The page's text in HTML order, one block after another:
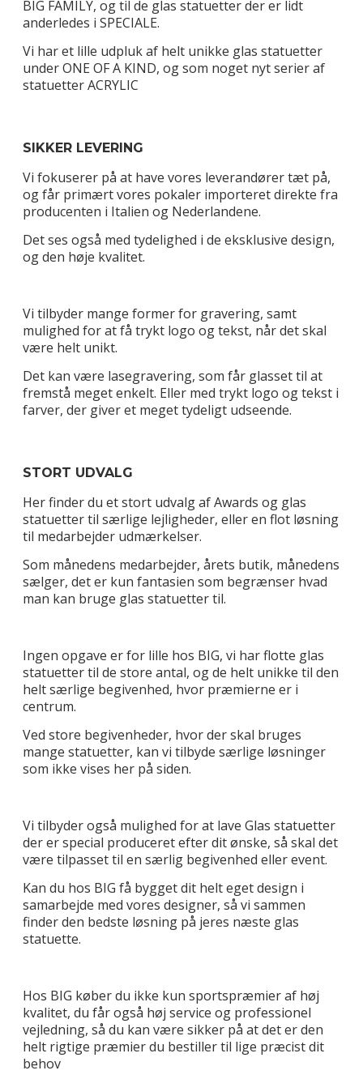
BIG FAMILY, og til de glas statuetter der er lidt
anderledes i SPECIALE.
Vi har et lille udpluk af helt unikke glas statuetter
under ONE OF A KIND, og som noget nyt serier af
statuetter ACRYLIC
SIKKER LEVERING
Vi fokuserer på at have vores leverandører tæt på,
og får primært vores pokaler importeret direkte fra
producenten i Italien og Nederlandene.
Det ses også med tydelighed i de eksklusive design,
og den høje kvalitet.
Vi tilbyder mange former for gravering, samt
mulighed for at få trykt logo og tekst, når det skal
være helt unikt.
Det kan være lasegravering, som får glasset til at
fremstå meget enkelt. Eller med trykt logo og tekst i
farver, der giver et meget tydeligt udseende.
STORT UDVALG
Her finder du et stort udvalg af Awards og glas
statuetter til særlige lejligheder, eller en flot løsning
til medarbejder udmærkelser.
Som månedens medarbejder, årets butik, månedens
sælger, det er kun fantasien som begrænser hvad
man kan bruge glas statuetter til.
Ingen opgave er for lille hos BIG, vi har flotte glas
statuetter til de store antal, og de helt unikke til den
helt særlige begivenhed, hvor præmierne er i
centrum.
Ved store begivenheder, hvor der skal bruges
mange statuetter, kan vi tilbyde særlige løsninger
som ikke vises her på siden.
Vi tilbyder også mulighed for at lave Glas statuetter
der er special produceret efter dit ønske, så skal det
være tilpasset til en særlig begivenhed eller event.
Kan du hos BIG få bygget dit helt eget design i
samarbejde med vores designer, så vi sammen
finder den bedste løsning på jeres næste glas
statuette.
Hos BIG køber du ikke kun sportspræmier af høj
kvalitet, du får også høj service og professionel
vejledning, så du kan være sikker på at det er den
helt rigtige præmier du bestiller til lige præcist dit
behov